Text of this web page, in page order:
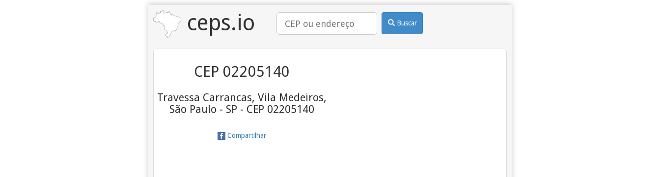
ceps.io Buscar
CEP 02205140
Travessa Carrancas, Vila Medeiros,
São Paulo - SP - CEP 02205140
Compartilhar